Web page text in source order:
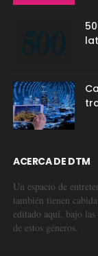
ACERCA DE DTM
Un espacio de
también tienen
editado aquí, bajo
de estos géneros.